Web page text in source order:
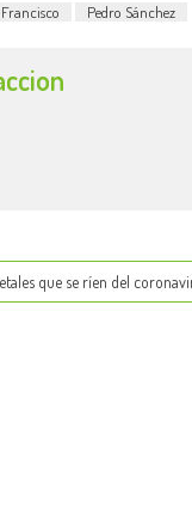
Pedro Sánchez
que se ríen del